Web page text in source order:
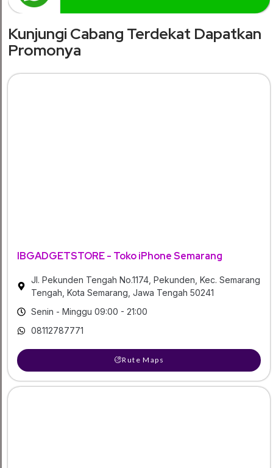
Kunjungi Cabang Terdekat Dapatkan
Promonya
IBGADGETSTORE - Toko iPhone Semarang
Jl. Pekunden Tengah No.1174, Pekunden, Kec. Semarang
Tengah, Kota Semarang, Jawa Tengah 50241
Senin - Minggu 09:00 - 21:00
08112787771
Rute Maps